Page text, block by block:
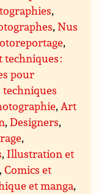
,
,Nus
,
:
pour
techniques
,Art
,Designers,
,
, Illustration et
,Comics et
et manga,